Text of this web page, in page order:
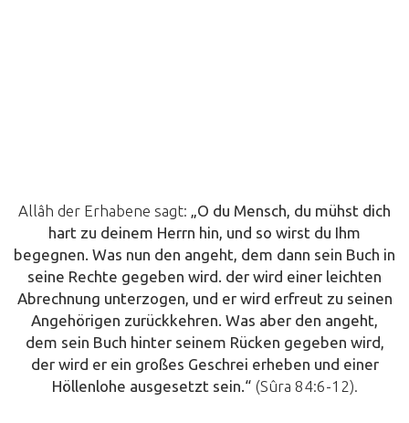
Allâh der Erhabene sagt:
„O du Mensch, du mühst dich
hart zu deinem Herrn hin, und so wirst du Ihm
begegnen. Was nun den angeht, dem dann sein Buch in
seine Rechte gegeben wird. der wird einer leichten
Abrechnung unterzogen, und er wird erfreut zu seinen
Angehörigen zurückkehren. Was aber den angeht,
dem sein Buch hinter seinem Rücken gegeben wird,
der wird er ein großes Geschrei erheben und einer
Höllenlohe ausgesetzt sein. “(Sûra 84:6-12).